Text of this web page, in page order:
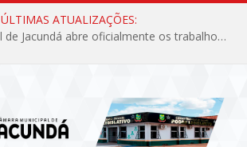
ÚLTIMAS ATUALIZAÇÕES:
Câmara Municipal de Jacundá abre oficialmente os trabalhos legislativos de 2026